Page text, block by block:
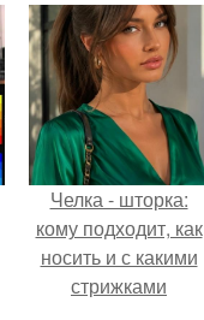
гранях
возможного?
Челка - шторка:
кому подходит, как
носить и с какими
стрижками